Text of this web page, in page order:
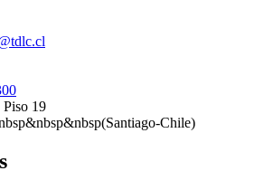
19
Chile)